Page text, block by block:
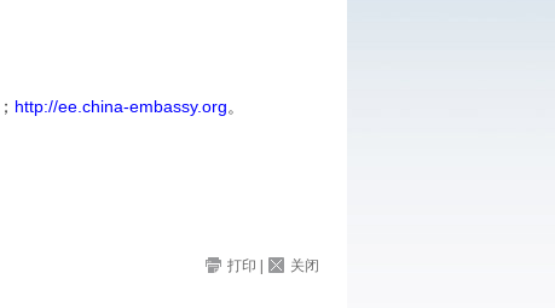
； http://ee.china-embassy.org。
打印 关闭